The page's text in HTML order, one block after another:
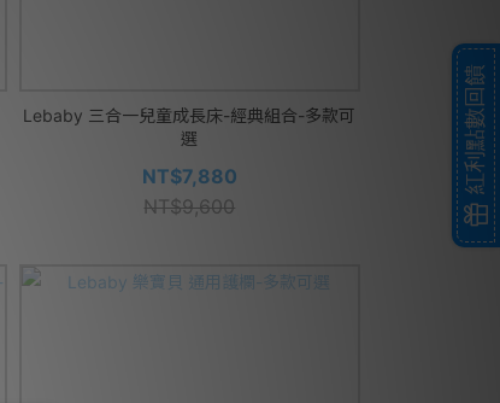
Lebaby 三合一兒童成長床-經典組合-多款可
選
NT$7,880
NT$9,600
紅利點數回饋